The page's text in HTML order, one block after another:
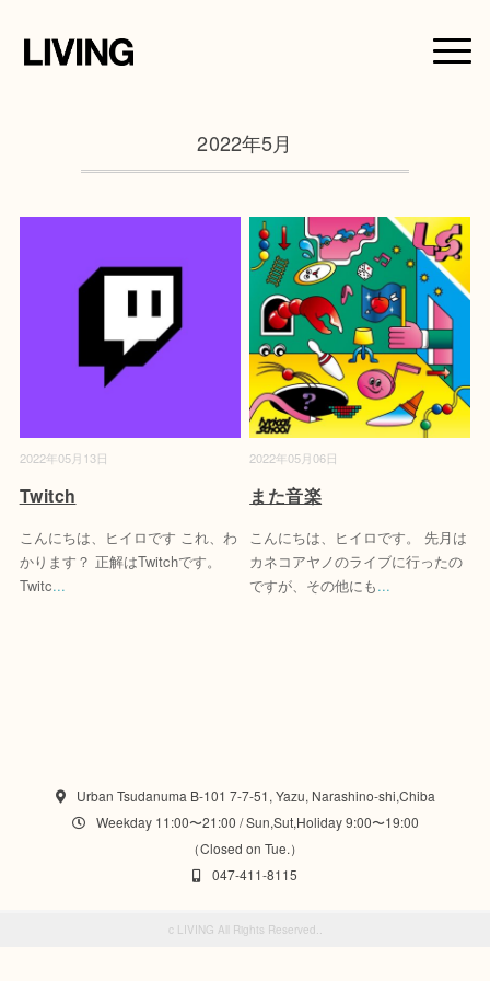
2022年5月
2022年05月13日
Twitch
こんにちは、ヒイロです これ、わ
かります？ 正解はTwitchです。
Twitc...
2022年05月06日
また音楽
こんにちは、ヒイロです。 先月は
カネコアヤノのライブに行ったの
ですが、その他にも...
Urban Tsudanuma B-101 7-7-51, Yazu, Narashino-shi,Chiba
Weekday 11:00〜21:00 / Sun,Sut,Holiday 9:00〜19:00
（Closed on Tue.）
047-411-8115
c LIVING All Rights Reserved..